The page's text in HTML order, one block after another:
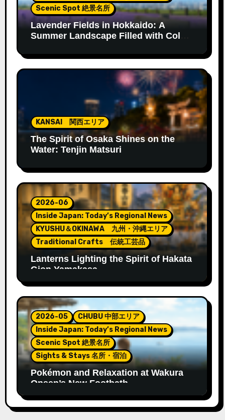
Scenic Spot 絶景名所
Lavender Fields in Hokkaido: A
Summer Landscape Filled with Color
KANSAI 関西エリア
The Spirit of Osaka Shines on the
Water: Tenjin Matsuri
2026-06
Inside Japan: Today’s Regional News
KYUSHU＆OKINAWA 九州・沖縄エリア
Traditional Crafts 伝統工芸品
Lanterns Lighting the Spirit of Hakata
Gion Yamakasa
2026-05
CHUBU 中部エリア
Inside Japan: Today’s Regional News
Scenic Spot 絶景名所
Sights & Stays 名所・宿泊
Pokémon and Relaxation at Wakura
Onsen’s New Footbath